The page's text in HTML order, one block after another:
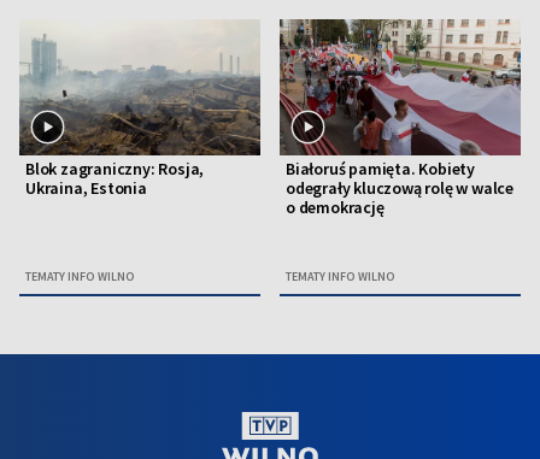
Blok zagraniczny: Rosja,
Ukraina, Estonia
TEMATY INFO WILNO
Białoruś pamięta. Kobiety
odegrały kluczową rolę w walce
o demokrację
TEMATY INFO WILNO